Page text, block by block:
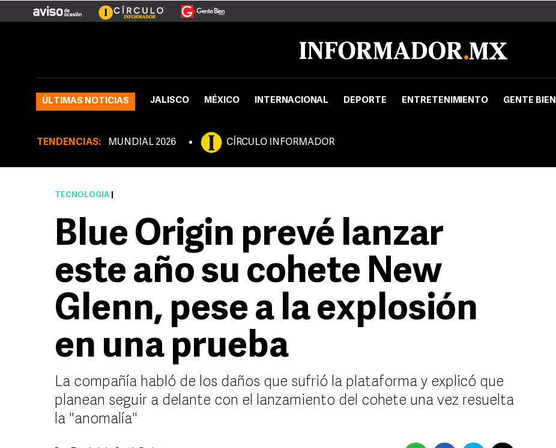
ÚLTIMAS NOTICIAS JALISCO MÉXICO INTERNACIONAL DEPORTE ENTRETENIMIENTO GENTE BIEN
TENDENCIAS: MUNDIAL 2026 CÍRCULO INFORMADOR
TECNOLOGÍA
Blue Origin prevé lanzar
este año su cohete New
Glenn, pese a la explosión
en una prueba
La compañía habló de los daños que sufrió la plataforma y explicó que
planean seguir a delante con el lanzamiento del cohete una vez resuelta
la "anomalía"